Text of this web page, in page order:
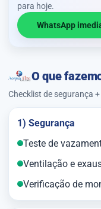
para hoje.
WhatsApp
O que
Checklist de segurança
1) Segurança
Teste de
Ventilação e
Verificação de